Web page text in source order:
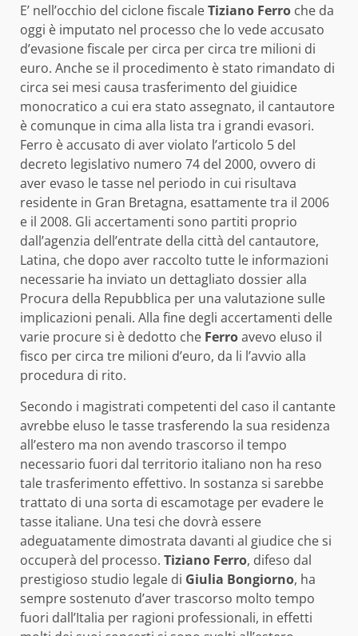
E’ nell’occhio del ciclone fiscaleTiziano Ferro che da
oggi è imputato nel processo che lo vede accusato
d’evasione fiscale per circa per circa tre milioni di
euro. Anche se il procedimento è stato rimandato di
circa sei mesi causa trasferimento del giuidice
monocratico a cui era stato assegnato, il cantautore
è comunque in cima alla lista tra i grandi evasori.
Ferro è accusato di aver violato l’articolo 5 del
decreto legislativo numero 74 del 2000, ovvero di
aver evaso le tasse nel periodo in cui risultava
residente in Gran Bretagna, esattamente tra il 2006
e il 2008. Gli accertamenti sono partiti proprio
dall’agenzia dell’entrate della città del cantautore,
Latina, che dopo aver raccolto tutte le informazioni
necessarie ha inviato un dettagliato dossier alla
Procura della Repubblica per una valutazione sulle
implicazioni penali. Alla fine degli accertamenti delle
varie procure si è dedotto che Ferroavevo eluso il
fisco per circa tre milioni d’euro, da li l’avvio alla
procedura di rito.
Secondo i magistrati competenti del caso il cantante
avrebbe eluso le tasse trasferendo la sua residenza
all’estero ma non avendo trascorso il tempo
necessario fuori dal territorio italiano non ha reso
tale trasferimento effettivo. In sostanza si sarebbe
trattato di una sorta di escamotage per evadere le
tasse italiane. Una tesi che dovrà essere
adeguatamente dimostrata davanti al giudice che si
occuperà del processo. Tiziano Ferro, difeso dal
prestigioso studio legale di Giulia Bongiorno, ha
sempre sostenuto d’aver trascorso molto tempo
fuori dall’Italia per ragioni professionali, in effetti